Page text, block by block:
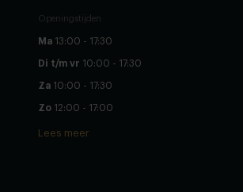
Openingstijden
Ma 13:00 - 17:30
Di t/m vr 10:00 - 17:30
Za 10:00 - 17:30
Zo 12:00 - 17:00
Lees meer